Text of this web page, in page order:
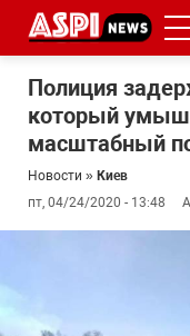
Полиция
который
масштабный
Новости » Киев
пт, 04/24/2020 - 13:48